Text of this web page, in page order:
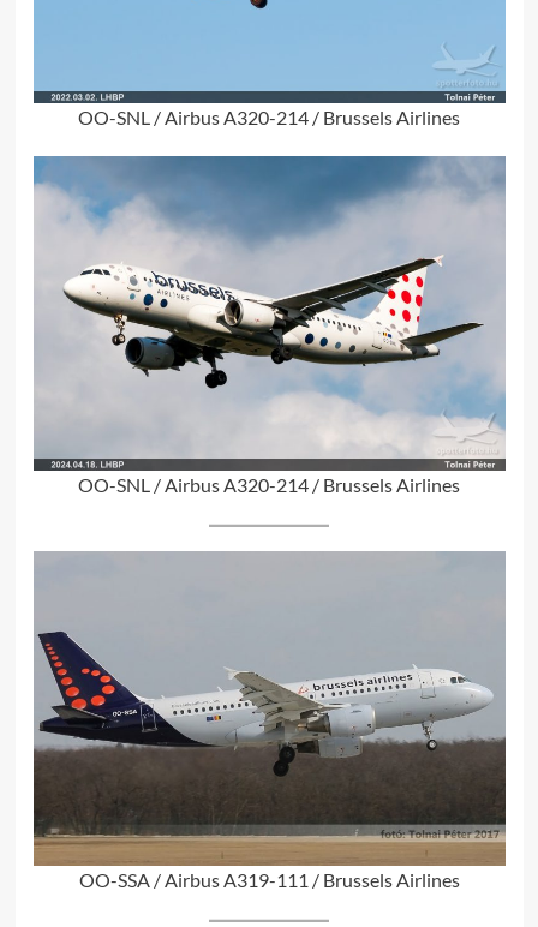
OO-SNL / Airbus A320-214 / Brussels Airlines
OO-SNL / Airbus A320-214 / Brussels Airlines
OO-SSA / Airbus A319-111 / Brussels Airlines